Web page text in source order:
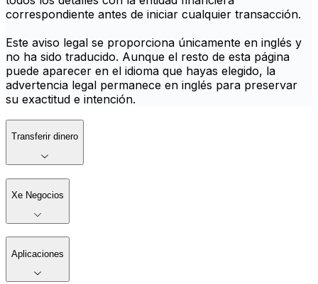
correspondiente antes de iniciar cualquier transacción.
Este aviso legal se proporciona únicamente en inglés y
no ha sido traducido. Aunque el resto de esta página
puede aparecer en el idioma que hayas elegido, la
advertencia legal permanece en inglés para preservar
su exactitud e intención.
Transferir dinero
Xe Negocios
Aplicaciones